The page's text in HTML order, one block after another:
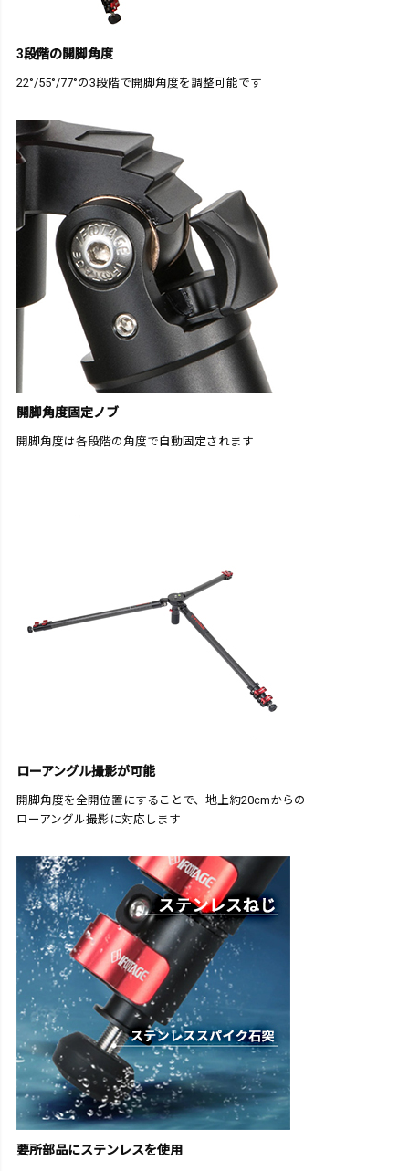
3段階の開脚角度
22°/55°/77°の3段階で開脚角度を調整可能です
開脚角度固定ノブ
開脚角度は各段階の角度で自動固定されます
ローアングル撮影が可能
開脚角度を全開位置にすることで、地上約20cmからの
ローアングル撮影に対応します
要所部品にステンレスを使用